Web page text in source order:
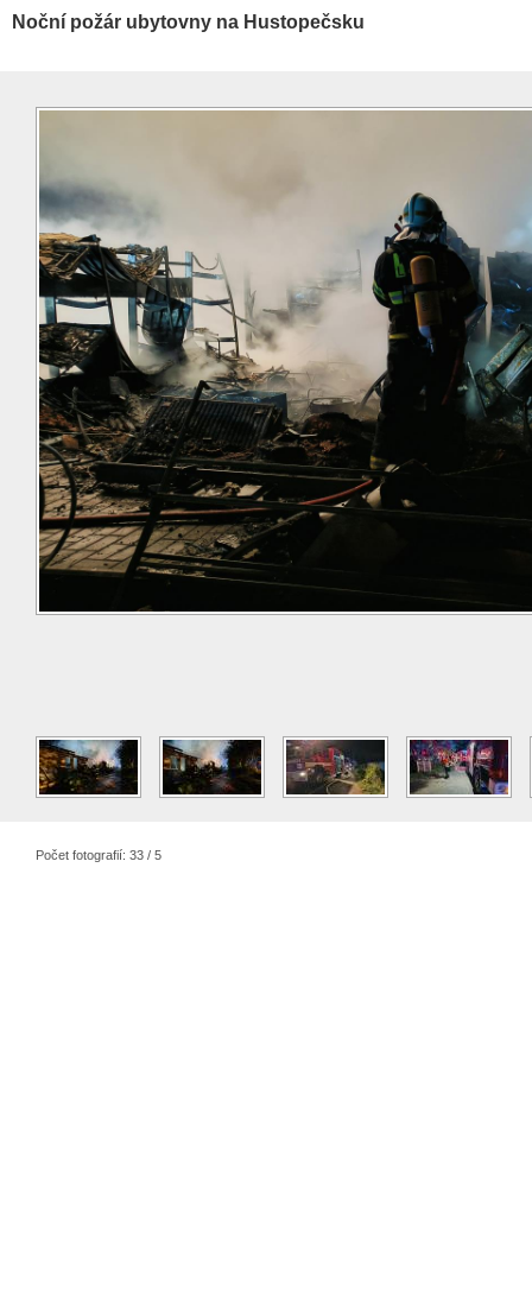
Noční požár ubytovny na Hustopečsku
Počet fotografií: 33 / 5